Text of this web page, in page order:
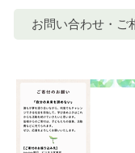
お問い合わせ・ご